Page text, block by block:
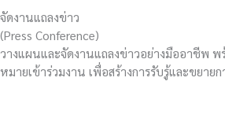
จัดงานแถลงข่าว
(Press Conference)
วางแผนและจัดงานแถลงข่าวอย่างมืออาชีพ
หมายเข้าร่วมงาน เพื่อสร้างการรับรู้และขยาย